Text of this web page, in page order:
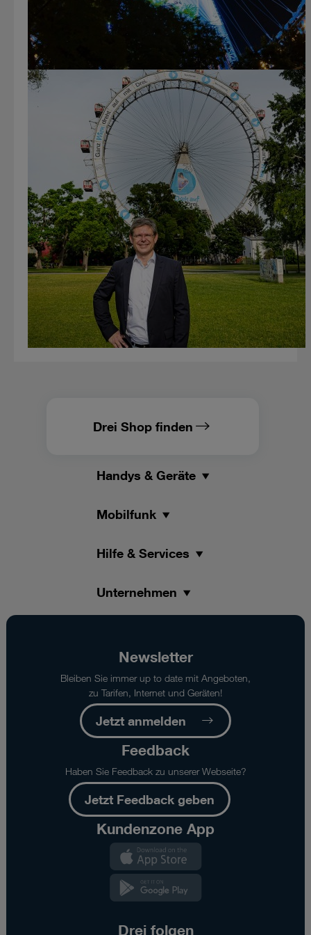
Drei Shop finden
Handys & Geräte
Mobilfunk
Hilfe & Services
Unternehmen
Newsletter
Bleiben Sie immer up to date mit Angeboten,
zu Tarifen, Internet und Geräten!
Jetzt anmelden
Feedback
Haben Sie Feedback zu unserer Webseite?
Jetzt Feedback geben
Kundenzone App
Drei folgen